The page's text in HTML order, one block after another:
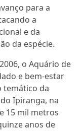
para a
a
e da
da espécie.
o Aquário de
e bem-estar
temático da
Ipiranga, na
15 mil metros
anos de